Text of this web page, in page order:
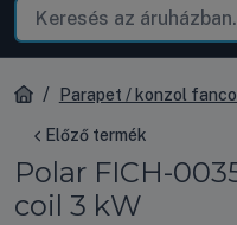
Parapet / konzol
Előző termék
Polar FICH-
coil 3 kW